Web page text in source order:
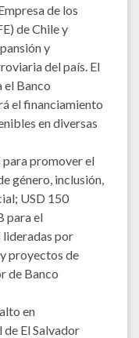
de los
de Chile y
y
del país. El
el Banco
el financiamiento
en diversas
para promover el
género, inclusión,
USD 150
para el
por
proyectos de
de Banco
en
El Salvador